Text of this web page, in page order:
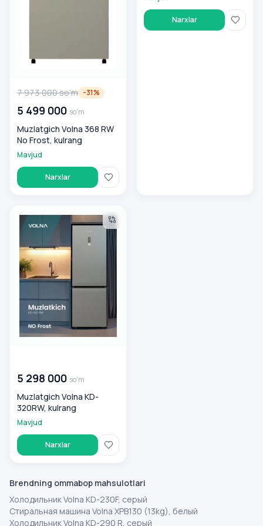
7 973 000so'm -31%
5 499 000 so'm
Muzlatgich Volna 368 RW
No Frost, kulrang
Mavjud
Narxlar
Narxlar
Muzlatgich Volna KD-320RW, kulrang
5 298 000 so'm
Muzlatgich Volna KD-
320RW, kulrang
Mavjud
Narxlar
Brendning ommabop mahsulotlari
Холодильник Volna KD-230F, серый
Стиральная машина Volna XPB130 (13kg), белый
Холодильник Volna KD-290 R, серый